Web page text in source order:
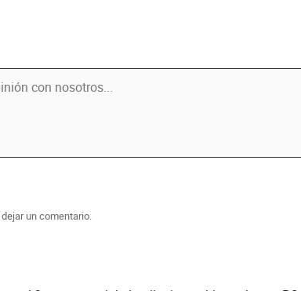
un comentario.